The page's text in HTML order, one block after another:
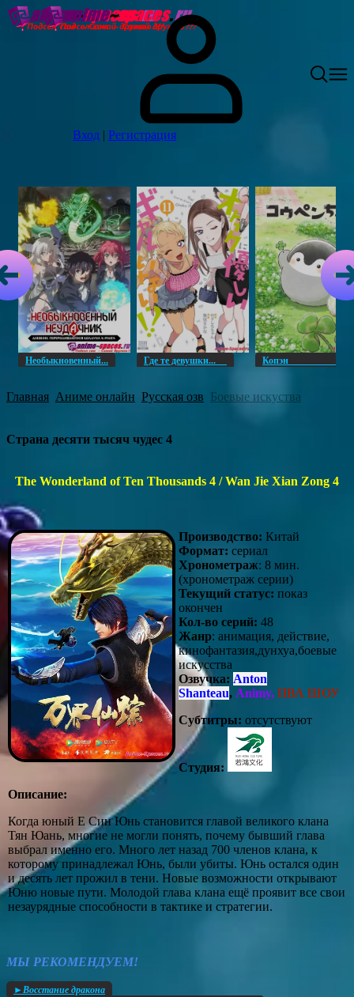
Вход | Регистрация
Необыкновенный... Где те девушки... Копэн
Главная Аниме онлайн Русская озв Боевые искуства
Страна десяти тысяч чудес 4
The Wonderland of Ten Thousands 4 / Wan Jie Xian Zong 4
Производство: Китай
Формат: сериал
Хронометраж: 8 мин.
(хронометраж серии)
Текущий статус: показ
окончен
Кол-во серий: 48
Жанр: анимация, действие,
кинофантазия,дунхуа,боевые
искусства
Озвучка: Anton
Shanteau, Animy, ПВА ШОУ
Субтитры: отсутствуют
Студия:
Описание:
Когда юный Е Син Юнь становится главой великого клана
Тян Юань, многие не могли понять, почему бывший глава
выбрал именно его. Много лет назад 700 членов клана, к
которому принадлежал Юнь, были убиты. Юнь остался один
и десять лет прожил в тени. Новые возможности открывают
Юню новые пути. Молодой глава клана ещё проявит все свои
незаурядные способности в тактике и стратегии.
МЫ РЕКОМЕНДУЕМ!
►Восстание дракона